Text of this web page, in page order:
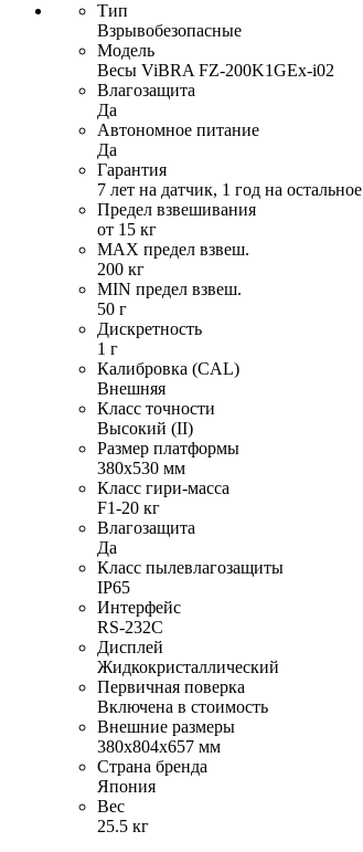
Тип
Взрывобезопасные
Модель
Весы ViBRA FZ-200K1GEx-i02
Влагозащита
Да
Автономное питание
Да
Гарантия
7 лет на датчик, 1 год на остальное
Предел взвешивания
от 15 кг
MAX предел взвеш.
200 кг
MIN предел взвеш.
50 г
Дискретность
1 г
Калибровка (CAL)
Внешняя
Класс точности
Высокий (II)
Размер платформы
380х530 мм
Класс гири-масса
F1-20 кг
Влагозащита
Да
Класс пылевлагозащиты
IP65
Интерфейс
RS-232C
Дисплей
Жидкокристаллический
Первичная поверка
Включена в стоимость
Внешние размеры
380х804х657 мм
Страна бренда
Япония
Вес
25.5 кг